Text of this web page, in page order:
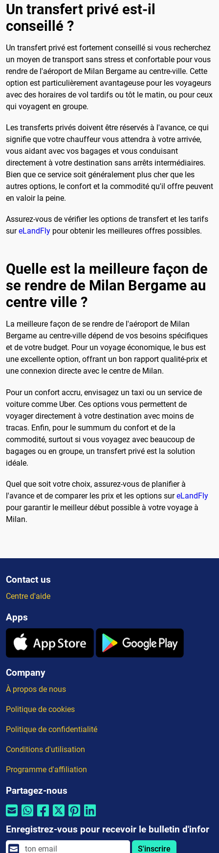
Un transfert privé est-il
conseillé ?
Un transfert privé est fortement conseillé si vous recherchez
un moyen de transport sans stress et confortable pour vous
rendre de l'aéroport de Milan Bergame au centre-ville. Cette
option est particulièrement avantageuse pour les voyageurs
avec des horaires de vol tardifs ou tôt le matin, ou pour ceux
qui voyagent en groupe.
Les transferts privés doivent être réservés à l'avance, ce qui
signifie que votre chauffeur vous attendra à votre arrivée,
vous aidant avec vos bagages et vous conduisant
directement à votre destination sans arrêts intermédiaires.
Bien que ce service soit généralement plus cher que les
autres options, le confort et la commodité qu'il offre peuvent
en valoir la peine.
Assurez-vous de vérifier les options de transfert et les tarifs
sureLandFly pour obtenir les meilleures offres possibles.
Quelle est la meilleure façon de
se rendre de Milan Bergame au
centre ville ?
La meilleure façon de se rendre de l'aéroport de Milan
Bergame au centre-ville dépend de vos besoins spécifiques
et de votre budget. Pour un voyage économique, le bus est
une excellente option, offrant un bon rapport qualité-prix et
une connexion directe avec le centre de Milan.
Pour un confort accru, envisagez un taxi ou un service de
voiture comme Uber. Ces options vous permettent de
voyager directement à votre destination avec moins de
tracas. Enfin, pour le summum du confort et de la
commodité, surtout si vous voyagez avec beaucoup de
bagages ou en groupe, un transfert privé est la solution
idéale.
Quel que soit votre choix, assurez-vous de planifier à
l'avance et de comparer les prix et les options sureLandFly
pour garantir le meilleur début possible à votre voyage à
Milan.
Contact us
Centre d'aide
Apps
Company
À propos de nous
Politique de cookies
Politique de confidentialité
Conditions d'utilisation
Programme d'affiliation
Partagez-nous
Enregistrez-vous pour recevoir le bulletin d'infor
S'inscrire